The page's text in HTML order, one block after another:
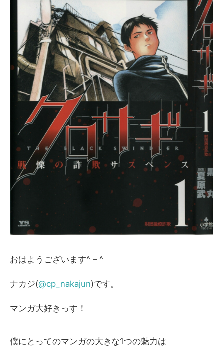
おはようございます^ – ^
ナカジ(@cp_nakajun)です。
マンガ大好きっす！
僕にとってのマンガの大きな1つの魅力は